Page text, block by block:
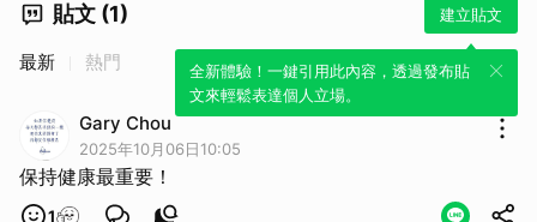
貼文 (1) 建立貼文
全新體驗！一鍵引用此內容，透過發布貼
文來輕鬆表達個人立場。
最新 熱門
Gary Chou
2025年10月06日10:05
保持健康最重要！
1